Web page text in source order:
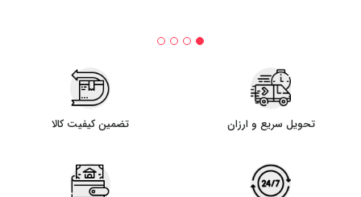
تحویل سریع و ارزان تضمین کیفیت کالا